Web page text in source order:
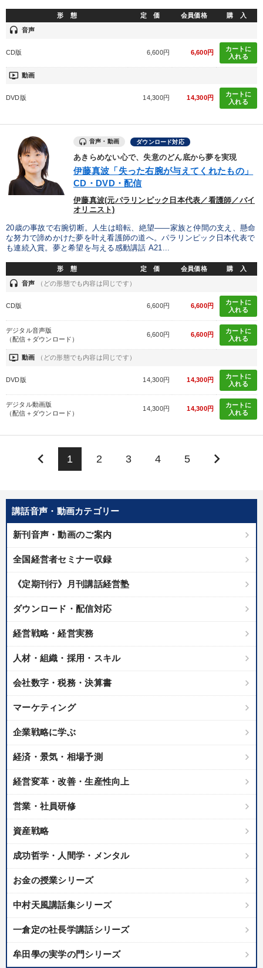
講話音声・動画カテゴリー
新刊音声・動画のご案内
全国経営者セミナー収録
《定期刊行》月刊講話経営塾
ダウンロード・配信対応
経営戦略・経営実務
人材・組織・採用・スキル
会社数字・税務・決算書
マーケティング
企業戦略に学ぶ
経済・景気・相場予測
経営変革・改善・生産性向上
営業・社員研修
資産戦略
成功哲学・人間学・メンタル
お金の授業シリーズ
中村天風講話集シリーズ
一倉定の社長学講話シリーズ
牟田學の実学の門シリーズ
形 態 定 価 会員価格 購 入
headset 音声
CD版 6,600円 6,600円
カートに
入れる
ondemand_video 動画
DVD版 14,300円 14,300円
カートに
入れる
音声・動画 ダウンロード対応
あきらめない心で、失意のどん底から夢を実現
伊藤真波「失った右腕が与えてくれたもの」
CD・DVD・配信
伊藤真波(元パラリンピック日本代表／看護師／バイ
オリニスト)
20歳の事故で右腕切断。人生は暗転、絶望――家族と仲間の支え、懸命
な努力で諦めかけた夢を叶え看護師の道へ。パラリンピック日本代表で
も連続入賞。夢と希望を与える感動講話 A21...
形 態 定 価 会員価格 購 入
headset 音声 （どの形態でも内容は同じです）
CD版 6,600円 6,600円
カートに
入れる
デジタル音声版
（配信＋ダウンロード）
6,600円 6,600円
カートに
入れる
ondemand_video 動画 （どの形態でも内容は同じです）
DVD版 14,300円 14,300円
カートに
入れる
デジタル動画版
（配信＋ダウンロード）
14,300円 14,300円
カートに
入れる
keyboard_arrow_left 1 2 3 4 5 keyboard_arrow_right